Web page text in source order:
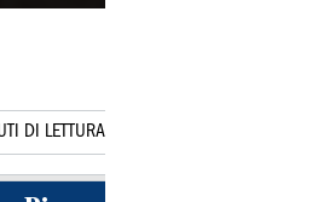
DI LETTURA